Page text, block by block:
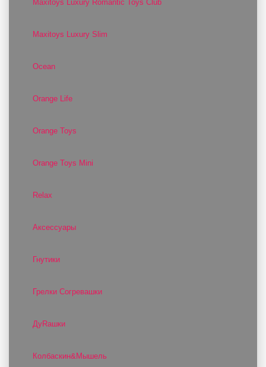
Maxitoys Luxury Romantic Toys Club
Maxitoys Luxury Slim
Ocean
Orange Life
Orange Toys
Orange Toys Mini
Relax
Аксессуары
Гнутики
Грелки Согревашки
ДуRашки
Колбаскин&Мышель